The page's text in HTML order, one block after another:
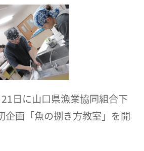
日に山口県漁業協同組合下
企画「魚の捌き方教室」を開